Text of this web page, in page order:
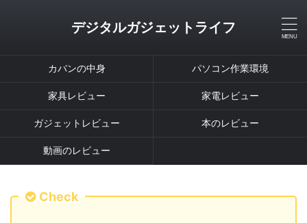
デジタルガジェットライフ
カバンの中身 パソコン作業環境
家具レビュー 家電レビュー
ガジェットレビュー 本のレビュー
動画のレビュー
Check